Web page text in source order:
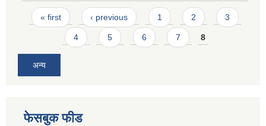
Pages
« first ‹ previous 1 2 3
4 5 6 7 8
अन्य
फेसबुक फीड